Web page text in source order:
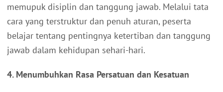
memupuk disiplin dan tanggung jawab. Melalui tata
cara yang terstruktur dan penuh aturan, peserta
belajar tentang pentingnya ketertiban dan tanggung
jawab dalam kehidupan sehari-hari.
4. Menumbuhkan Rasa Persatuan dan Kesatuan